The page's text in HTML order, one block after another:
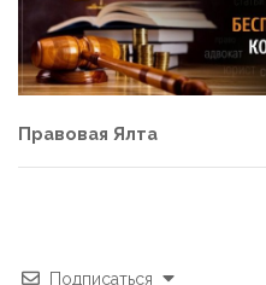
Правовая Ялта
Подписаться